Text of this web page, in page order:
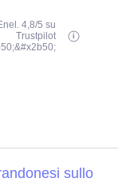
4,8/5 su
Trustpilot
sullo